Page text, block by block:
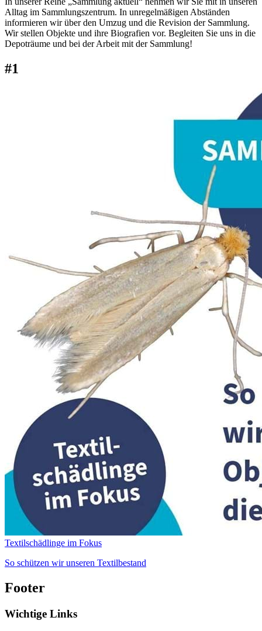
Alltag im Sammlungszentrum. In unregelmäßigen Abständen
informieren wir über den Umzug und die Revision der Sammlung.
Wir stellen Objekte und ihre Biografien vor. Begleiten Sie uns in die
Depoträume und bei der Arbeit mit der Sammlung!
#1
Textilschädlinge im Fokus
So schützen wir unseren Textilbestand
Footer
Wichtige Links